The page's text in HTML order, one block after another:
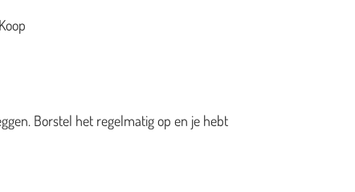
Borstel het regelmatig op en je hebt